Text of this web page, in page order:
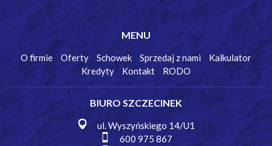
MENU
O firmie Oferty Schowek Sprzedaj z nami
Kalkulator
Kredyty
Kontakt RODO
BIURO SZCZECINEK
ul. Wyszyńskiego 14/U1
600 975 867